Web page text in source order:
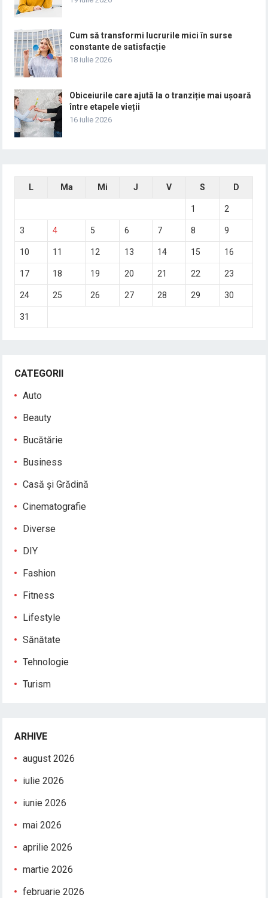
Cum să transformi lucrurile mici în surse
constante de satisfacție
18 iulie 2026
Obiceiurile care ajută la o tranziție mai ușoară
între etapele vieții
16 iulie 2026
L Ma Mi J V S D
1 2
3 4 5 6 7 8 9
10 11 12 13 14 15 16
17 18 19 20 21 22 23
24 25 26 27 28 29 30
31
CATEGORII
Auto
Beauty
Bucătărie
Business
Casă și Grădină
Cinematografie
Diverse
DIY
Fashion
Fitness
Lifestyle
Sănătate
Tehnologie
Turism
ARHIVE
august 2026
iulie 2026
iunie 2026
mai 2026
aprilie 2026
martie 2026
februarie 2026